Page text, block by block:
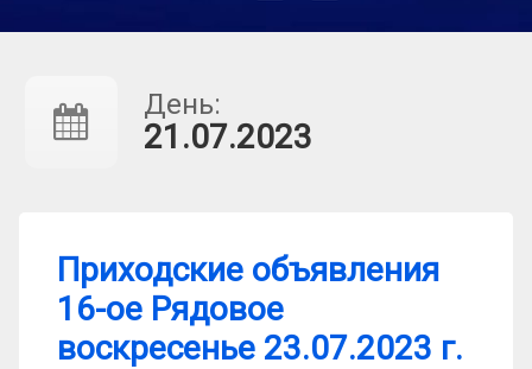
День:
21.07.2023
Приходские объявления
16-ое Рядовое
воскресенье 23.07.2023 г.